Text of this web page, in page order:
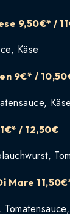
9,50€* /
Käse
9€* /
Käse
/ 12,50€
Mare